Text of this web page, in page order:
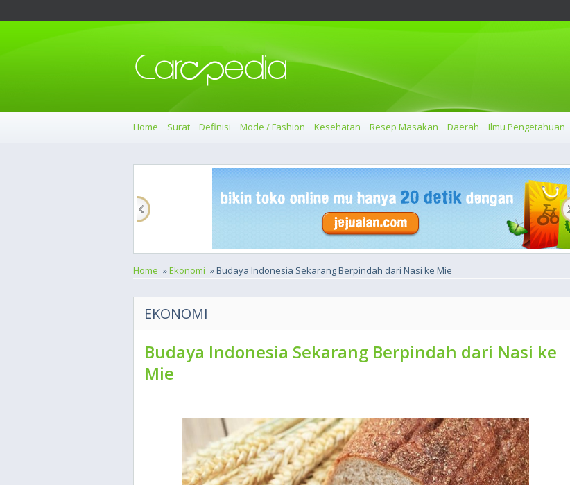
Home Surat Definisi Mode / Fashion Kesehatan Resep Masakan Daerah Ilmu Pengetahuan
Home »Ekonomi » Budaya Indonesia Sekarang Berpindah dari Nasi ke Mie
EKONOMI
Budaya Indonesia Sekarang Berpindah dari Nasi ke
Mie